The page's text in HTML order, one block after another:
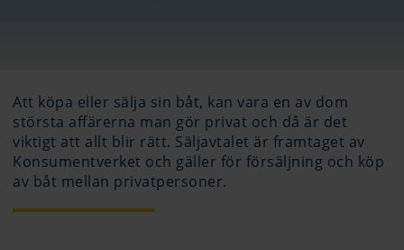
Att köpa eller sälja sin båt, kan vara en av dom
största affärerna man gör privat och då är det
viktigt att allt blir rätt. Säljavtalet är framtaget av
Konsumentverket och gäller för försäljning och köp
av båt mellan privatpersoner.